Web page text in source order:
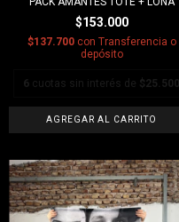
$153.000
$137.700 con Transferencia o
depósito
6 cuotas sin interés de $25.500